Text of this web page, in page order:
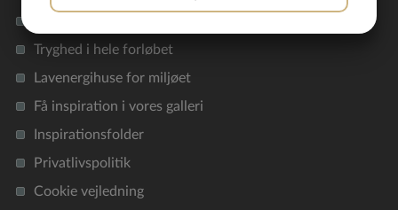
Tryghed i hele forløbet
Lavenergihuse for miljøet
Få inspiration i vores galleri
Inspirationsfolder
Privatlivspolitik
Cookie vejledning
MARKETING